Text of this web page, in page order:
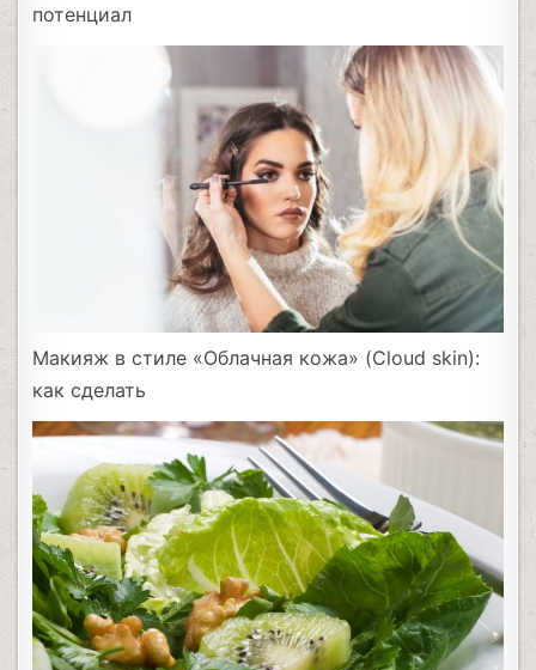
потенциал
Макияж в стиле «Облачная кожа» (Cloud skin):
как сделать